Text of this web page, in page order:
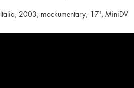
Italia, 2003, mockumentary, 17', MiniDV